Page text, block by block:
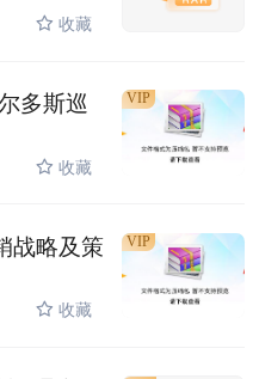
收藏
多斯巡
收藏
VIP
战略及策
收藏
VIP